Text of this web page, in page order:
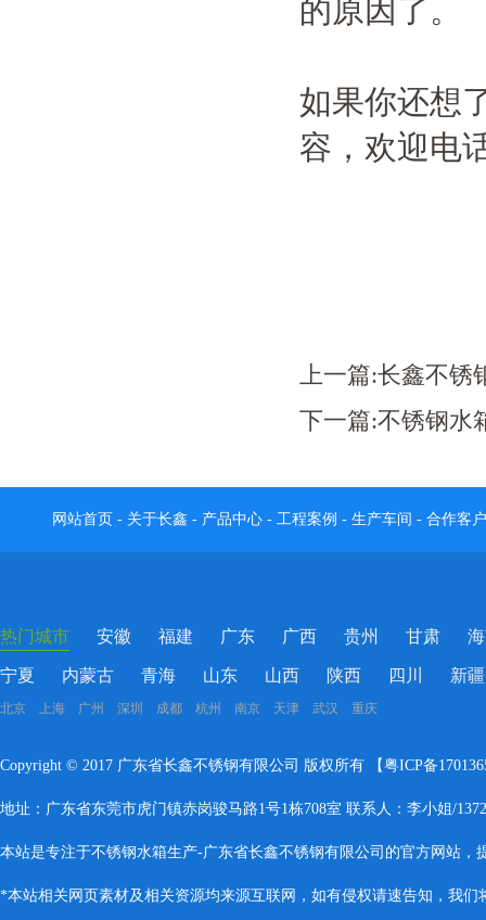
的原因了。
如果你还想
容，欢迎电
上一篇:长鑫不锈
下一篇:不锈钢水
网站首页 - 关于长鑫 - 产品中心 - 工程案例 - 生产车间 - 合作客户
热门城市 安徽 福建 广东 广西 贵州 甘肃
宁夏 内蒙古 青海 山东 山西 陕西 四川 新疆
北京 上海 广州 深圳 成都 杭州 南京 天津 武汉 重庆
Copyright © 2017 广东省长鑫不锈钢有限公司 版权所有 【粤ICP备
地址：广东省东莞市虎门镇赤岗骏马路1号1栋708室 联系人：李小姐/
本站是专注于不锈钢水箱生产-广东省长鑫不锈钢有限公司的官方网站，
*本站相关网页素材及相关资源均来源互联网，如有侵权请速告知，我们